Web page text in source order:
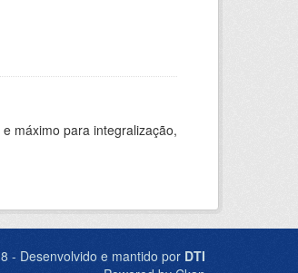
máximo para integralização,
- Desenvolvido e mantido por DTI